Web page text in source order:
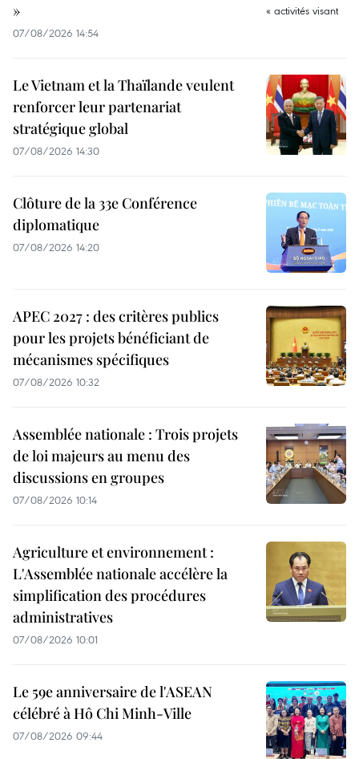
»
07/08/2026 14:54
Le Vietnam et la Thaïlande veulent
renforcer leur partenariat
stratégique global
07/08/2026 14:30
Clôture de la 33e Conférence
diplomatique
07/08/2026 14:20
APEC 2027 : des critères publics
pour les projets bénéficiant de
mécanismes spécifiques
07/08/2026 10:32
Assemblée nationale : Trois projets
de loi majeurs au menu des
discussions en groupes
07/08/2026 10:14
Agriculture et environnement :
L'Assemblée nationale accélère la
simplification des procédures
administratives
07/08/2026 10:01
Le 59e anniversaire de l'ASEAN
célébré à Hô Chi Minh-Ville
07/08/2026 09:44